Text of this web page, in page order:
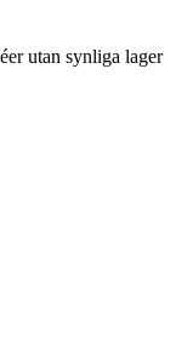
utan synliga lager